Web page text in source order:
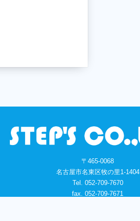
〒465-0068
名古屋市名東区牧の里1-1404
Tel. 052-709-7670
fax. 052-709-7671